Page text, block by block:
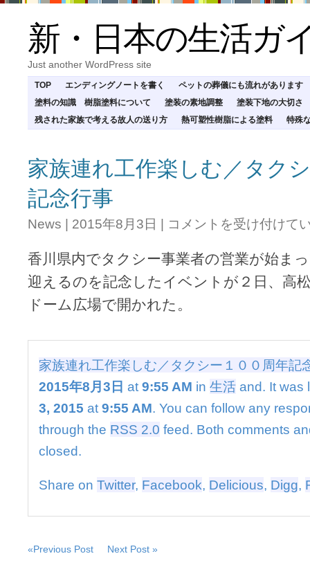
新・日本の生活ガ
Just another WordPress site
TOP エンディングノートを書く
ペットの葬儀にも流れがあります
塗料の知識 樹脂塗料について
塗装の素地調整
塗装下地の大切さ
残された家族で考える故人の送り方
熱可塑性樹脂による塗料 特殊
家族連れ工作楽しむ／タク
記念行事
News | 2015年8月3日 | 家
れ
工
作
楽
／
タ
ク
シ
１
０
記
コメントを受け付けて
香川県内でタクシー事業者の営業が始ま
迎えるのを記念したイベントが２日、高
ドーム広場で開かれた。
家族連れ工作楽しむ／タクシー１００周年記
2015年8月3日 at 9:55 AM in 生活 and. It was
3, 2015 at 9:55 AM. You can follow any
through the RSS 2.0 feed. Both comments
closed.
Share on Twitter, Facebook, Delicious, Digg,
«Previous Post Next Post »